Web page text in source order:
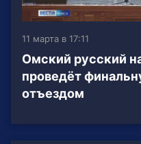
11 марта в 17:11
Омский русский
проведёт
отъездом